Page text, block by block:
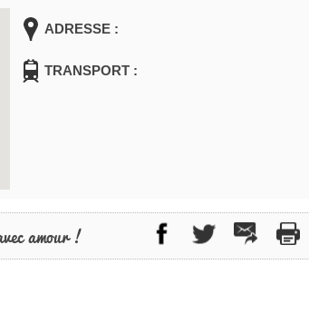
ADRESSE :
TRANSPORT :
amour !